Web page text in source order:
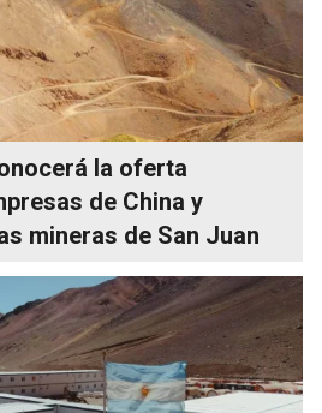
la oferta
de China y
mineras de San Juan